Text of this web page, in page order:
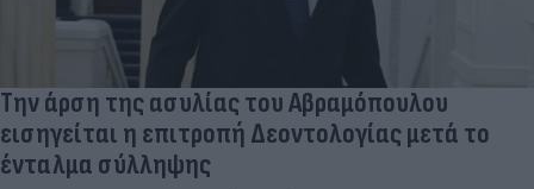
Την άρση της ασυλίας του Αβραμόπουλου
εισηγείται η επιτροπή Δεοντολογίας μετά το
ένταλμα σύλληψης